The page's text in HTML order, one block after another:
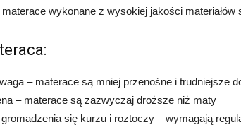
materace wykonane z wysokiej jakości
– materace są mniej przenośne i trudniejsze
– materace są zazwyczaj droższe niż maty
się kurzu i roztoczy – wymagają